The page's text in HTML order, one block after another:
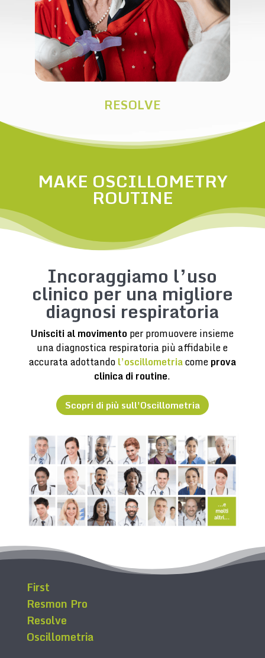
RESOLVE
MAKE OSCILLOMETRY
ROUTINE
Incoraggiamo l’uso
clinico per una migliore
diagnosi respiratoria
Unisciti al movimentoper promuovere insieme
una diagnostica respiratoria più affidabile e
accurata adottandol’oscillometriacomeprova
clinica di routine.
Scopri di più sull'Oscillometria
First
Resmon Pro
Resolve
Oscillometria